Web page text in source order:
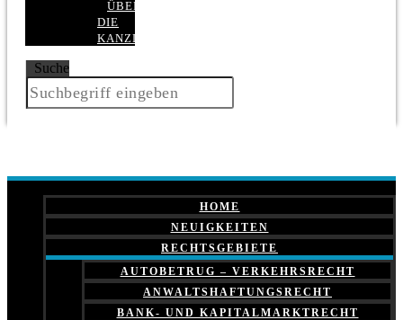
ÜBER
DIE
KANZLEI
Suche
HOME
NEUIGKEITEN
RECHTSGEBIETE
AUTOBETRUG – VERKEHRSRECHT
ANWALTSHAFTUNGSRECHT
BANK- UND KAPITALMARKTRECHT